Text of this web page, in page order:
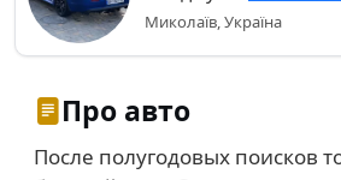
Миколаїв, Україна
Про авто
После полугодовых поисков